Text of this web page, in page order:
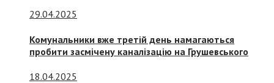
29.04.2025
Комунальники вже третій день намагаються
пробити засмічену каналізацію на Грушевського
18.04.2025